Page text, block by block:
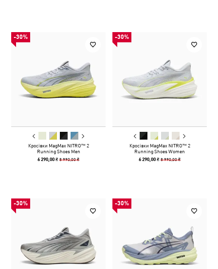
-30%
Кросівки MagMax NITRO™ 2
Running Shoes Men
6 290,00 ₴8 990,00 ₴
-30%
Кросівки MagMax NITRO™ 2
Running Shoes Women
6 290,00 ₴8 990,00 ₴
-30% -30%